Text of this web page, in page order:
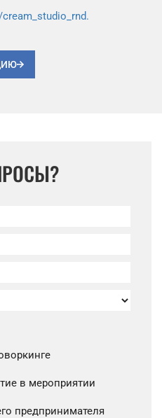
в мероприятии
предпринимателя